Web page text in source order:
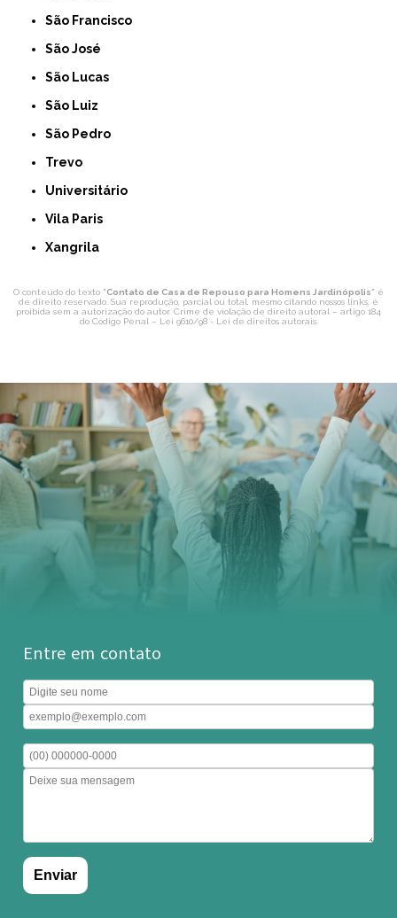
São Francisco
São José
São Lucas
São Luiz
São Pedro
Trevo
Universitário
Vila Paris
Xangrila
O conteúdo do texto "Contato de Casa de Repouso para Homens Jardinópolis" é
de direito reservado. Sua reprodução, parcial ou total, mesmo citando nossos links, é
proibida sem a autorização do autor. Crime de violação de direito autoral – artigo 184
do Código Penal – Lei 9610/98 - Lei de direitos autorais.
Entre em contato